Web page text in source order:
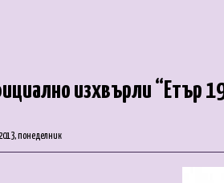
изхвърли “Етър
понеделник